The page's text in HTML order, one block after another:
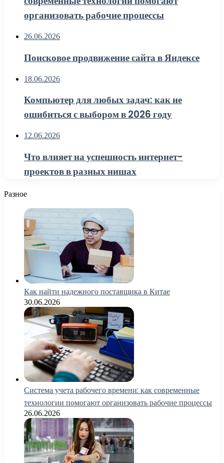
организовать рабочие процессы
26.06.2026
Поисковое продвижение сайта в Яндексе
18.06.2026
Компьютер для любых задач: как не
ошибиться с выбором в 2026 году
12.06.2026
Что влияет на успешность интернет-
проектов в разных нишах
Разное
Как найти надежного поставщика в Китае
30.06.2026
Система учета рабочего времени: как современные
технологии помогают организовать рабочие процессы
26.06.2026